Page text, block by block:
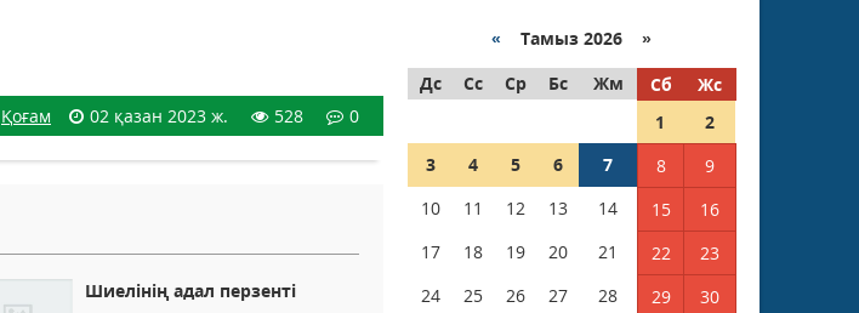
Қоғам
02 қазан 2023 ж. 528 0
Шиелінің адал перзенті
« Тамыз 2026 »
Дс
Сс Ср Бс Жм Сб
Жс
1
2
3
4 5 6 7 8
9
10
11 12 13 14 15
16
17
18 19 20 21 22
23
24
25 26 27 28 29
30